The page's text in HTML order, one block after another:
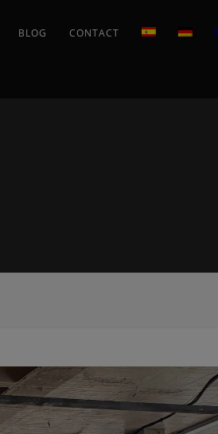
BLOG CONTACT